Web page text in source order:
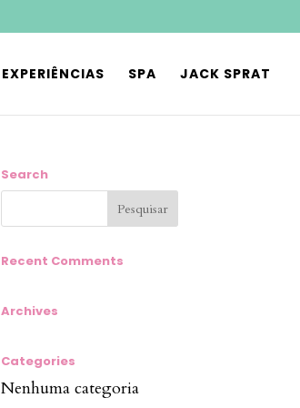
EXPERIÊNCIAS SPA JACK SPRAT
Search
Recent Comments
Archives
Categories
Nenhuma categoria